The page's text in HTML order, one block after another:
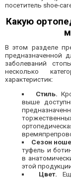
посетитель shoe-
Какую
В этом разделе
предназначенной
заболеваний
несколько
характеристик:
Стиль.
выше
Сезон
туфель и
в
этой
Цвет.